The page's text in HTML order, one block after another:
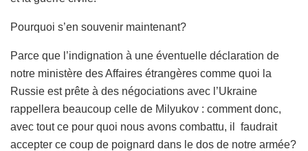
Pourquoi s’en souvenir maintenant?
Parce que l’indignation à une éventuelle déclaration de
notre ministère des Affaires étrangères comme quoi la
Russie est prête à des négociations avec l’Ukraine
rappellera beaucoup celle de Milyukov : comment donc,
avec tout ce pour quoi nous avons combattu, il faudrait
accepter ce coup de poignard dans le dos de notre armée?